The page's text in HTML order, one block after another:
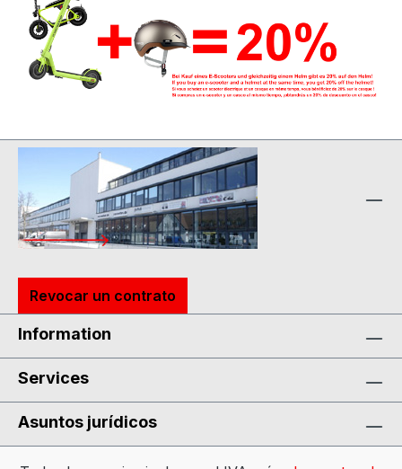
Revocar un contrato
Information
Services
Asuntos jurídicos